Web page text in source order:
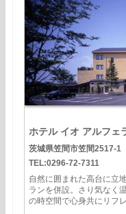
ホテル イオ アルフェ
茨城県笠間市笠間2517-1
TEL:0296-72-7311
自然に囲まれた高台に立
ランを併設。さり気なく
の時空間で心身共にリフ